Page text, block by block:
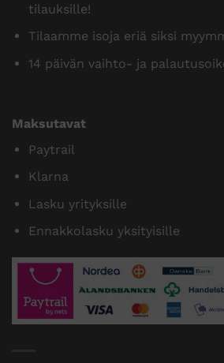
tilauksille!
Tilaamme isoja eriä siksi
14 päivän vaihto- ja
Maksutavat
Paytrail
Klarna
Lasku yrityksille
Ennakkolasku yksityisille